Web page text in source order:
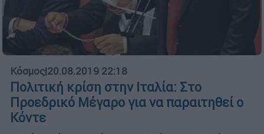
Κόσμος|20.08.2019 22:18
Πολιτική κρίση στην Ιταλία: Στο
Προεδρικό Μέγαρο για να παραιτηθεί ο
Κόντε